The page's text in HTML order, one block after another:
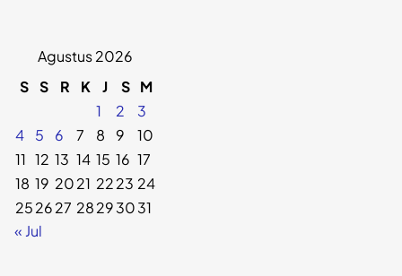
Agustus 2026
S S R K J S M
1
2
3
4
5 6 7 8 9
10
11 12 13 14 15 16 17
18 19 2021 2223 24
252627 28293031
« Jul